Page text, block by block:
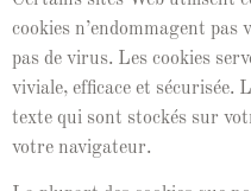
cook­ies n’en­dom­ma­gent
pas de virus. Les cook­ies
viviale, effi­cace et sécurisée.
texte qui sont stock­és sur
votre navigateur.